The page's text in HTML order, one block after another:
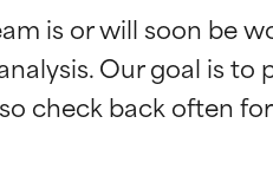
is or will soon be
Our goal is